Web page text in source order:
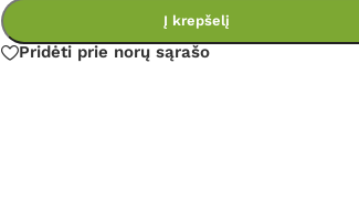
Į krepšelį
Pridėti prie norų sąrašo